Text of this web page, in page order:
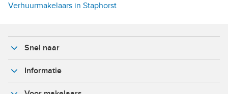
Verhuurmakelaars in Staphorst
Snel naar
Informatie